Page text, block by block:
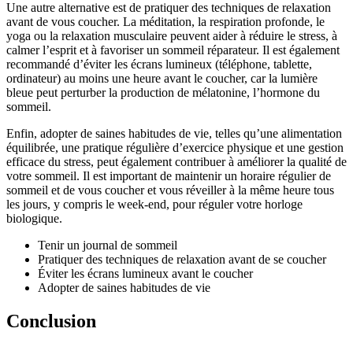
Une autre alternative est de pratiquer des techniques de relaxation
avant de vous coucher. La méditation, la respiration profonde, le
yoga ou la relaxation musculaire peuvent aider à réduire le stress, à
calmer l’esprit et à favoriser un sommeil réparateur. Il est également
recommandé d’éviter les écrans lumineux (téléphone, tablette,
ordinateur) au moins une heure avant le coucher, car la lumière
bleue peut perturber la production de mélatonine, l’hormone du
sommeil.
Enfin, adopter de saines habitudes de vie, telles qu’une alimentation
équilibrée, une pratique régulière d’exercice physique et une gestion
efficace du stress, peut également contribuer à améliorer la qualité de
votre sommeil. Il est important de maintenir un horaire régulier de
sommeil et de vous coucher et vous réveiller à la même heure tous
les jours, y compris le week-end, pour réguler votre horloge
biologique.
Tenir un journal de sommeil
Pratiquer des techniques de relaxation avant de se coucher
Éviter les écrans lumineux avant le coucher
Adopter de saines habitudes de vie
Conclusion